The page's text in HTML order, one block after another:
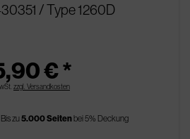
/ Type 1260D
€ *
zzgl. Versandkosten
Bis zu5.000 Seitenbei 5% Deckung